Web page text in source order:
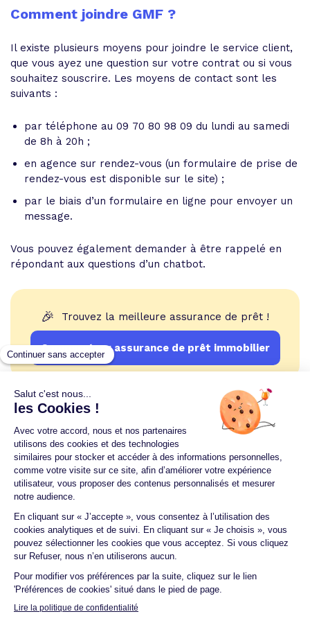
Comment joindre GMF ?
Il existe plusieurs moyens pour joindre le service client,
que vous ayez une question sur votre contrat ou si vous
souhaitez souscrire. Les moyens de contact sont les
suivants :
par téléphone au 09 70 80 98 09 du lundi au samedi
de 8h à 20h ;
en agence sur rendez-vous (un formulaire de prise de
rendez-vous est disponible sur le site) ;
par le biais d’un formulaire en ligne pour envoyer un
message.
Vous pouvez également demander à être rappelé en
répondant aux questions d’un chatbot.
🎉 Trouvez la meilleure assurance de prêt !
Comparateur assurance de prêt immobilier
Un crédit vous engage et doit être remboursé.
Vérifiez vos capacités de remboursement avant de
vous engager.
Aucun versement, de quelque nature que ce soit, ne
peut être exigé d'un particulier avant l'obtention
d'un ou plusieurs prêts d'argent.
© 2026 Guide du crédit •Plan du site• Mentions
Accessibilité Contact